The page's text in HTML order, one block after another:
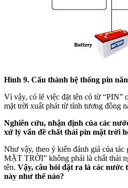
Hình 9. Cấu thành hệ thống pin
Vì vậy, có lẽ việc đặt tên có từ “PIN”
mặt trời xuất phát từ tính tương đồng
Nghiên cứu, nhận định của các
xử lý vấn đề chất thải pin mặt trời
Như vậy, theo ý kiến đánh giá của
MẶT TRỜI” không phải là chất thải
tên. Vậy, câu hỏi đặt ra là các nước
này như thế nào?